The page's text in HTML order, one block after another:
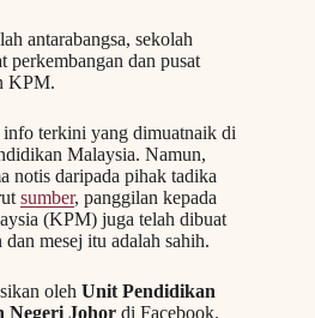
antarabangsa, sekolah
perkembangan dan pusat
KPM.
info terkini yang dimuatnaik di
Malaysia. Namun,
notis daripada pihak tadika
sumber, panggilan kepada
(KPM) juga telah dibuat
mesej itu adalah sahih.
oleh Unit Pendidikan
Negeri Johor di Facebook.